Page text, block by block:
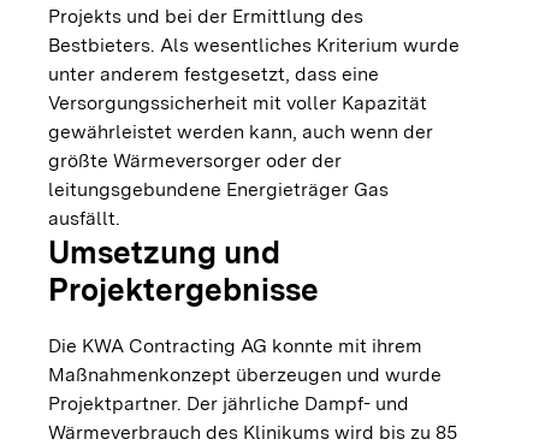
Projekts und bei der Ermittlung des
Bestbieters. Als wesentliches Kriterium wurde
unter anderem festgesetzt, dass eine
Versorgungssicherheit mit voller Kapazität
gewährleistet werden kann, auch wenn der
größte Wärmeversorger oder der
leitungsgebundene Energieträger Gas
ausfällt.
Umsetzung und
Projektergebnisse
Die KWA Contracting AG konnte mit ihrem
Maßnahmenkonzept überzeugen und wurde
Projektpartner. Der jährliche Dampf- und
Wärmeverbrauch des Klinikums wird bis zu 85